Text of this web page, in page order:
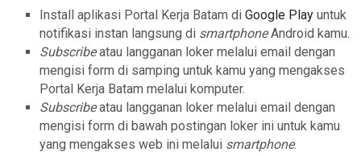
Install aplikasi Portal Kerja Batam di Google Playuntuk
notifikasi instan langsung di smartphoneAndroid kamu.
Subscribeatau langganan loker melalui email dengan
mengisi form di samping untuk kamu yang mengakses
Portal Kerja Batam melalui komputer.
Subscribeatau langganan loker melalui email dengan
mengisi form di bawah postingan loker ini untuk kamu
yang mengakses web ini melalui smartphone.